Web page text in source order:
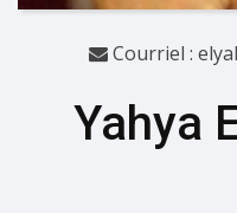
Courriel :
Yahya